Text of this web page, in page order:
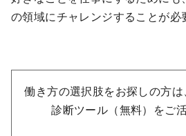
の領域にチャレンジすることが必
働き方の選択肢をお探しの方
診断ツール（無料）をご